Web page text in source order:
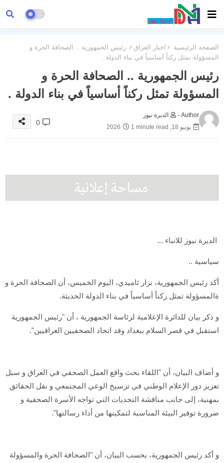
الصفحة الرئيسية اخبار العراق
رئيس الجمهورية .. الصحافة الحرة و
المسؤولة تمثل ركناً أساسياً في بناء الدولة .
رئيس الجمهورية .. الصحافة الحرة و
المسؤولة تمثل ركناً أساسياً في بناء الدولة .
Author -
الديرة نيوز
يونيو 18, 2026
1 minute read
0
الديرة نيوز للانباء ...
سياسية ..
أكد رئيس الجمهورية، نزار ئاميدي، اليوم الخميس، أن الصحافة الحرة و
ةالمسؤولة تمثل ركناً أساسياً في بناء الدولة الحديثة.
و ذكر بيان للدائرة الإعلامية لرئاسة الجمهورية ، أن "رئيس الجمهورية
استقبل في قصر السلام ببغداد وفد اتحاد الصحفيين العراقيين".
و أضاف البيان، أن "اللقاء بحث واقع العمل الصحفي في العراق و سبل
تعزيز دور الإعلام الوطني في ترسيخ الوعي المجتمعي و نقل الحقائق
بمهنية، إلى جانب مناقشة التحديات التي تواجه الأسرة الصحفية و
ضرورة توفير البيئة المناسبة لتمكينها من أداء رسالتها".
و أكد رئيس الجمهورية، بحسب البيان، أن "الصحافة الحرة والمسؤولة